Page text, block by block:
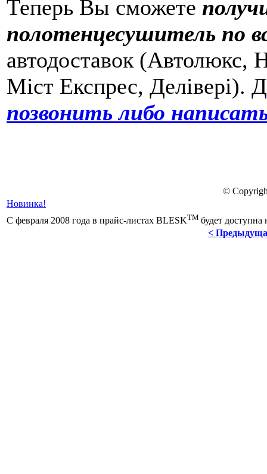
Теперь Вы сможете
полотенцесушитель по
автодоставок
Міст Експрес, Делівері).
позвонить либо
©
Новинка!
С февраля 2008 года в прайс-листах BLESKTM будет
<